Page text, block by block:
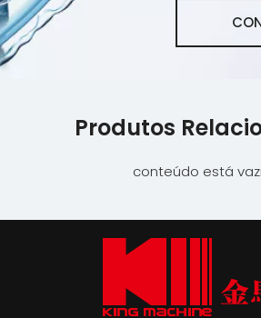
Produtos
conteúdo está